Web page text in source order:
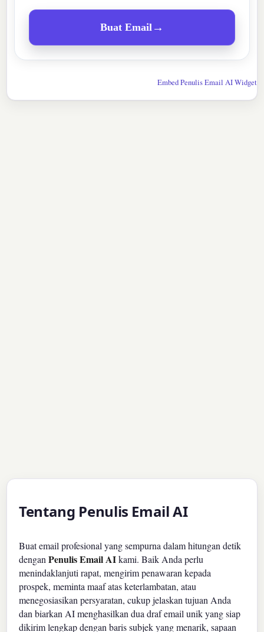
Buat Email →
Embed Penulis Email AI Widget
Tentang Penulis Email AI
Buat email profesional yang sempurna dalam hitungan detik
denganPenulis Email AIkami. Baik Anda perlu
menindaklanjuti rapat, mengirim penawaran kepada
prospek, meminta maaf atas keterlambatan, atau
menegosiasikan persyaratan, cukup jelaskan tujuan Anda
dan biarkan AI menghasilkan dua draf email unik yang siap
dikirim lengkap dengan baris subjek yang menarik, sapaan